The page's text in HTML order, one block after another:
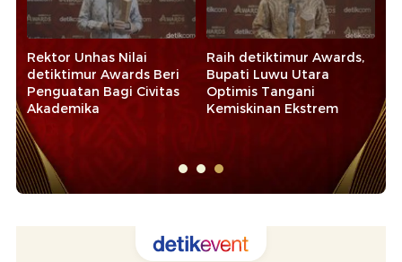
Rektor Unhas Nilai
detiktimur Awards Beri
Penguatan Bagi Civitas
Akademika
Raih detiktimur Awards,
Bupati Luwu Utara
Optimis Tangani
Kemiskinan Ekstrem